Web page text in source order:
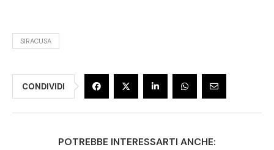
SIRACUSA
CONDIVIDI
POTREBBE INTERESSARTI ANCHE: